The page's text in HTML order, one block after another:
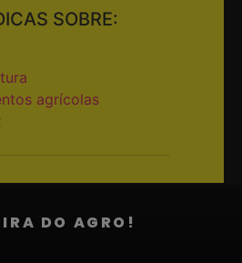
SOBRE:
agrícolas
DO AGRO!